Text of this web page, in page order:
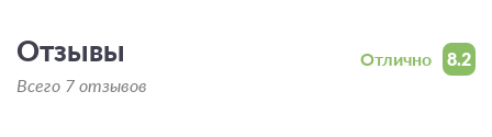
8.2
Отлично
Отзывы
Всего 7 отзывов